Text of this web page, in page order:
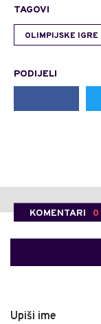
TAGOVI
OLIMPIJSKE IGRE
PODIJELI
KOMENTARI 0
Upiši ime